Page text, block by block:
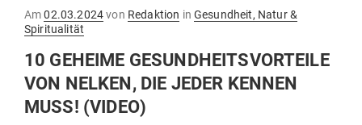
AmGepostet
am
02.03.2024von Redaktion in Gesundheit, Natur &
Spiritualität
10 GEHEIME GESUND­HEITS­VOR­TEILE
VON NELKEN, DIE JEDER KENNEN
MUSS! (VIDEO)